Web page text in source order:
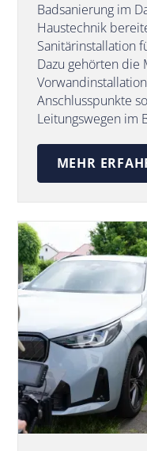
Badsanierung im
Haustechnik
Sanitärinstallation
Dazu gehörten die
Anschlusspunkte
Leitungswegen im
MEHR